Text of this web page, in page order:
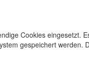
Cookies eingesetzt.
gespeichert werden.